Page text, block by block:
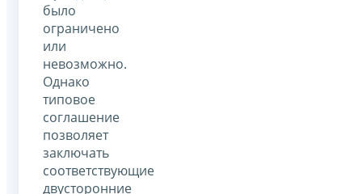
было
ограничено
или
невозможно.
Однако
типовое
соглашение
позволяет
заключать
соответствующие
двусторонние